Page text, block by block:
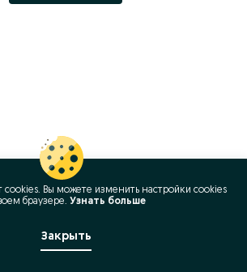
cookies. Вы можете изменить настройки cookies
браузере. Узнать больше
Закрыть